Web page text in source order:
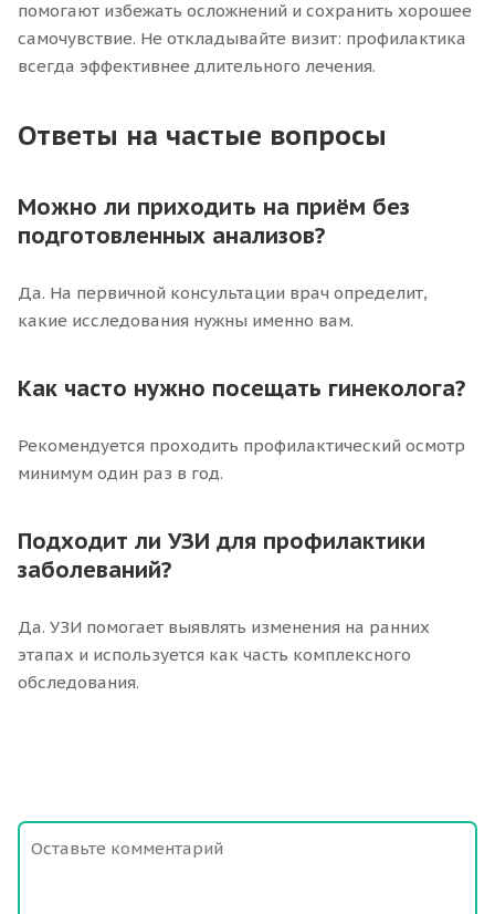
помогают избежать осложнений и сохранить хорошее
самочувствие. Не откладывайте визит: профилактика
всегда эффективнее длительного лечения.
Ответы на частые вопросы
Можно ли приходить на приём без
подготовленных анализов?
Да. На первичной консультации врач определит,
какие исследования нужны именно вам.
Как часто нужно посещать гинеколога?
Рекомендуется проходить профилактический осмотр
минимум один раз в год.
Подходит ли УЗИ для профилактики
заболеваний?
Да. УЗИ помогает выявлять изменения на ранних
этапах и используется как часть комплексного
обследования.